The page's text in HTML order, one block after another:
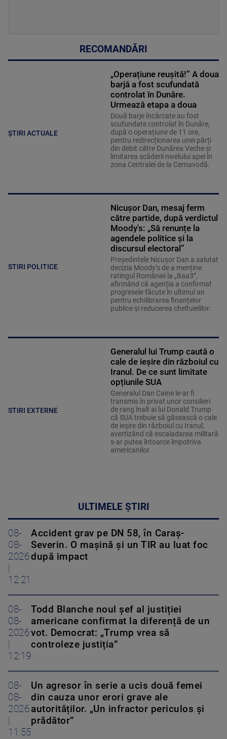
RECOMANDĂRI
ȘTIRI ACTUALE
„Operațiune reușită!” A doua
barjă a fost scufundată
controlat în Dunăre.
Urmează etapa a doua
Două barje încărcate au fost
scufundate controlat în Dunăre,
după o operațiune de 11 ore,
pentru redirecționarea unei părți
din debit către Dunărea Veche și
limitarea scăderii nivelului apei în
zona Centralei de la Cernavodă.
STIRI POLITICE
Nicușor Dan, mesaj ferm
către partide, după verdictul
Moody's: „Să renunțe la
agendele politice şi la
discursul electoral”
Președintele Nicușor Dan a salutat
decizia Moody’s de a menține
ratingul României la „Baa3”,
afirmând că agenția a confirmat
progresele făcute în ultimul an
pentru echilibrarea finanțelor
publice și reducerea cheltuielilor.
STIRI EXTERNE
Generalul lui Trump caută o
cale de ieșire din războiul cu
Iranul. De ce sunt limitate
opțiunile SUA
Generalul Dan Caine le-ar fi
transmis în privat unor consilieri
de rang înalt ai lui Donald Trump
că SUA trebuie să găsească o cale
de ieșire din războiul cu Iranul,
avertizând că escaladarea militară
s-ar putea întoarce împotriva
americanilor.
ULTIMELE ȘTIRI
08-
08-
2026
12:21
Accident grav pe DN 58, în Caraș-
Severin. O mașină și un TIR au luat foc
după impact
08-
08-
2026
12:19
Todd Blanche noul șef al justiției
americane confirmat la diferență de un
vot. Democrat: „Trump vrea să
controleze justiția”
08-
08-
2026
11:55
Un agresor în serie a ucis două femei
din cauza unor erori grave ale
autorităților. „Un infractor periculos și
prădător”